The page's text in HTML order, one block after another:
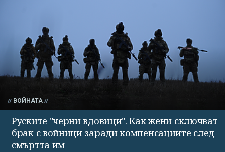
ВОЙНАТА
Руските "черни вдовици". Как жени сключват
брак с войници заради компенсациите след
смъртта им